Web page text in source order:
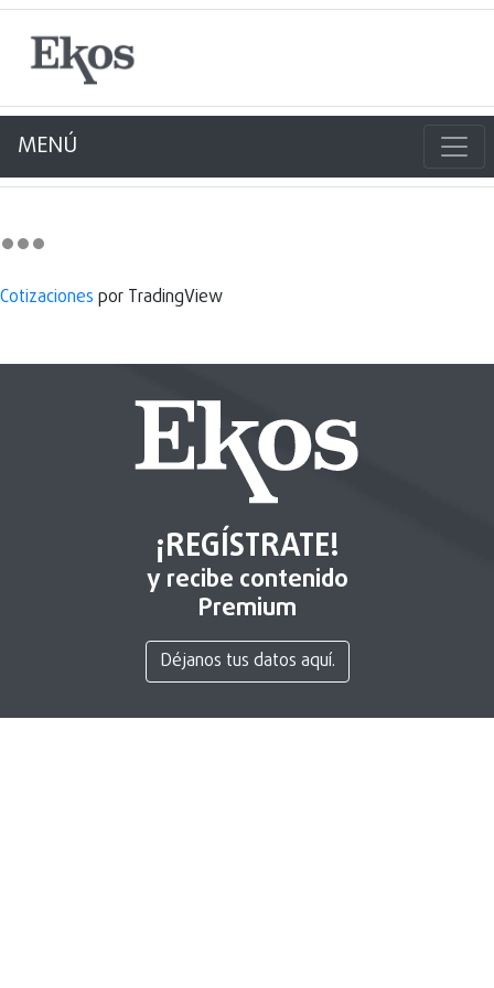
MENÚ
Cotizaciones por TradingView
¡REGÍSTRATE!
y recibe contenido
Premium
Déjanos tus datos aquí.